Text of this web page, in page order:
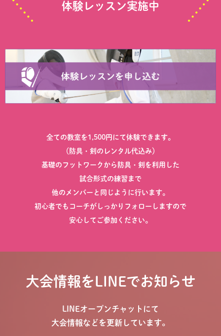
体験レッスン実施中
全ての教室を1,500円にて体験できます。
（防具・剣のレンタル代込み）
基礎のフットワークから防具・剣を利用した
試合形式の練習まで
他のメンバーと同じように行います。
初心者でもコーチがしっかりフォローしますので
安心してご参加ください。
大会情報をLINEでお知らせ
LINEオープンチャットにて
大会情報などを更新しています。